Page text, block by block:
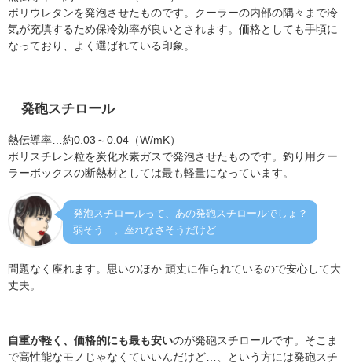
ポリウレタンを発泡させたものです。 クーラーの内部の隅々まで冷
気が充填するため保冷効率が良いとされます。価格としても手頃に
なっており、よく選ばれている印象。
発砲スチロール
熱伝導率…約0.03～0.04（W/mK）
ポリスチレン粒を炭化水素ガスで発泡させたものです。釣り用クー
ラーボックスの断熱材としては最も軽量になっています。
発泡スチロールって、あの発砲スチロールでしょ？
弱そう…。座れなさそうだけど…
問題なく座れます。思いのほか 頑丈に作られているので安心して大
丈夫。
自重が軽く、価格的にも最も安いのが発砲スチロールです。そこま
で高性能なモノじゃなくていいんだけど…、という方には発砲スチ